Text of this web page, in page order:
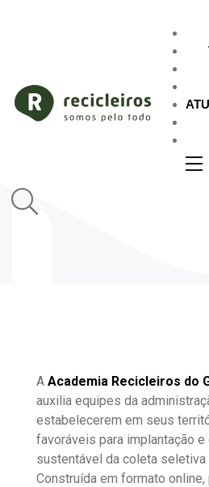
A Academia Recicleiros do
auxilia equipes da
estabelecerem em seus
favoráveis para implantação
sustentável da coleta seletiva
Construída em formato online,